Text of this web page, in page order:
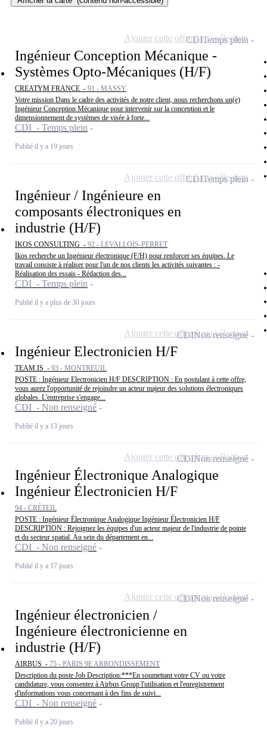
Ingénieur Conception Mécanique -
Systèmes Opto-Mécaniques (H/F)
CREATYM FRANCE - 91 - MASSY
Votre mission Dans le cadre des activités de notre client, nous recherchons un(e)
Ingénieur Conception Mécanique pour intervenir sur la conception et le
dimensionnement de systèmes de visée à forte...
CDI - Temps plein
Publié il y a 19 jours
CDITemps plein
Ajouter cette offre à ma sélection
Ingénieur / Ingénieure en
composants électroniques en
industrie (H/F)
IKOS CONSULTING - 92 - LEVALLOIS-PERRET
Ikos recherche un Ingénieur électronique (F/H) pour renforcer ses équipes. Le
travail consiste à réaliser pour l'un de nos clients les activités suivantes : -
Réalisation des essais - Rédaction des...
CDI - Temps plein
Publié il y a plus de 30 jours
CDITemps plein
Ajouter cette offre à ma sélection
Ingénieur Electronicien H/F
TEAM.IS - 93 - MONTREUIL
POSTE : Ingénieur Electronicien H/F DESCRIPTION : En postulant à cette offre,
vous aurez l'opportunité de rejoindre un acteur majeur des solutions électroniques
globales. L'entreprise s'engage...
CDI - Non renseigné
Publié il y a 13 jours
CDINon renseigné
Ajouter cette offre à ma sélection
Ingénieur Électronique Analogique
Ingénieur Électronicien H/F
94 - CRÉTEIL
POSTE : Ingénieur Électronique Analogique Ingénieur Électronicien H/F
DESCRIPTION : Rejoignez les équipes d'un acteur majeur de l'industrie de pointe
et du secteur spatial. Au sein du département en...
CDI - Non renseigné
Publié il y a 17 jours
CDINon renseigné
Ajouter cette offre à ma sélection
Ingénieur électronicien /
Ingénieure électronicienne en
industrie (H/F)
AIRBUS - 75 - PARIS 9E ARRONDISSEMENT
Description du poste Job Description:***En soumettant votre CV ou votre
candidature, vous consentez à Airbus Group l'utilisation et l'enregistrement
d'informations vous concernant à des fins de suivi...
CDI - Non renseigné
Publié il y a 20 jours
CDINon renseigné
Ajouter cette offre à ma sélection